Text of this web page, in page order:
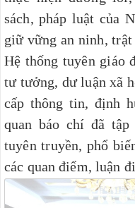
sách, pháp luật của
giữ vững an ninh,
Hệ thống tuyên giáo
tư tưởng, dư luận xã
cấp thông tin, định
quan báo chí đã
tuyên truyền, phổ
các quan điểm, luận